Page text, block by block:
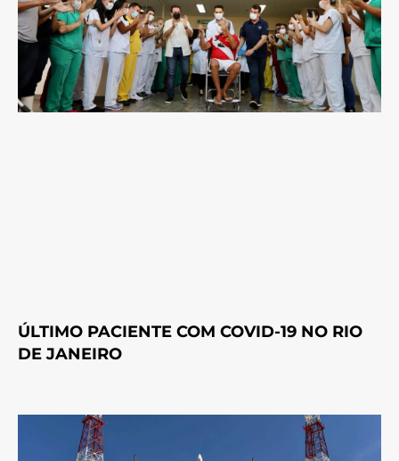
ÚLTIMO PACIENTE COM COVID-19 NO RIO
DE JANEIRO